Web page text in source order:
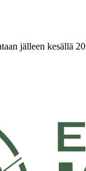
jälleen kesällä